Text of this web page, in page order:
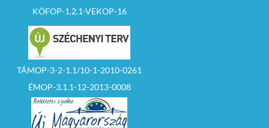
KÖFOP-1.2.1-VEKOP-16
TÁMOP-3-2-1.1/10-1-2010-0261
ÉMOP-3.1.1-12-2013-0008